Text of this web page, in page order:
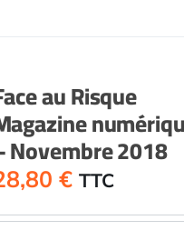
au Risque
Novembre 2018
€ TTC